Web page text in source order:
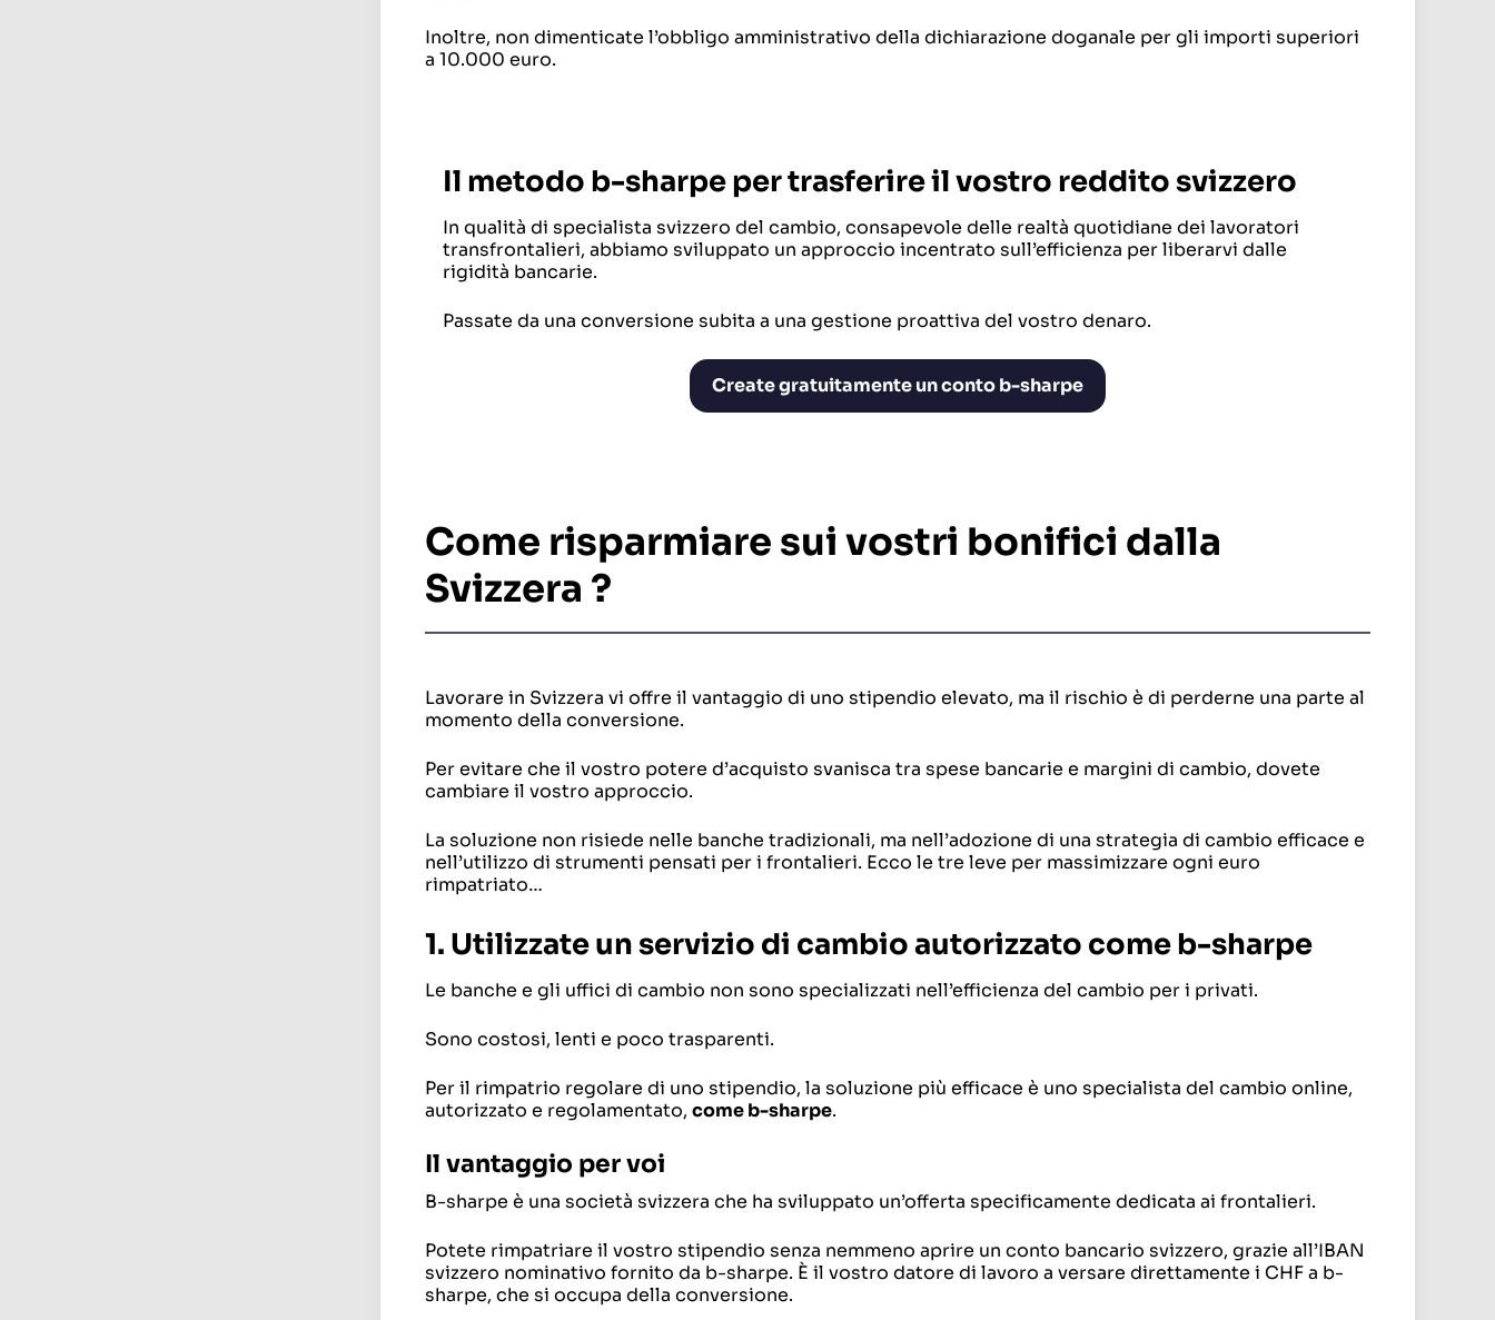
Inoltre, non dimenticate l’obbligo amministrativo della dichiarazione doganale per gli importi superiori
a 10.000 euro.
Il metodo b-sharpe per trasferire il vostro reddito svizzero
In qualità di specialista svizzero del cambio, consapevole delle realtà quotidiane dei lavoratori
transfrontalieri, abbiamo sviluppato un approccio incentrato sull’efficienza per liberarvi dalle
rigidità bancarie.
Passate da una conversione subita a una gestione proattiva del vostro denaro.
Create gratuitamente un conto b-sharpe
Come risparmiare sui vostri bonifici dalla
Svizzera ?
Lavorare in Svizzera vi offre il vantaggio di uno stipendio elevato, ma il rischio è di perderne una parte al
momento della conversione.
Per evitare che il vostro potere d’acquisto svanisca tra spese bancarie e margini di cambio, dovete
cambiare il vostro approccio.
La soluzione non risiede nelle banche tradizionali, ma nell’adozione di una strategia di cambio efficace e
nell’utilizzo di strumenti pensati per i frontalieri. Ecco le tre leve per massimizzare ogni euro
rimpatriato…
1. Utilizzate un servizio di cambio autorizzato come b-sharpe
Le banche e gli uffici di cambio non sono specializzati nell’efficienza del cambio per i privati.
Sono costosi, lenti e poco trasparenti.
Per il rimpatrio regolare di uno stipendio, la soluzione più efficace è uno specialista del cambio online,
autorizzato e regolamentato, come b-sharpe.
Il vantaggio per voi
B-sharpe è una società svizzera che ha sviluppato un’offerta specificamente dedicata ai frontalieri.
Potete rimpatriare il vostro stipendio senza nemmeno aprire un conto bancario svizzero, grazie all’IBAN
svizzero nominativo fornito da b-sharpe. È il vostro datore di lavoro a versare direttamente i CHF a b-
sharpe, che si occupa della conversione.